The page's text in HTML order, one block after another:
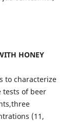
HONEY
to characterize
tests of beer
(11,